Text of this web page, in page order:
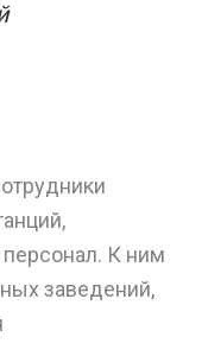
К ним
заведений,